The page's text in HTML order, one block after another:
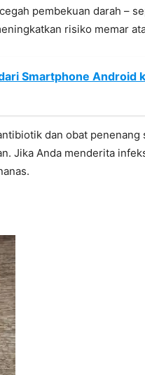
pembekuan darah –
risiko memar
Smartphone Android
dan obat
Jika Anda menderita